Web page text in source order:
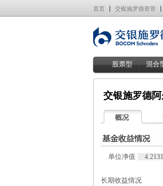
首页 交银施罗德资管
股票型 混合
交银施罗德
单位净值
长期收益情况